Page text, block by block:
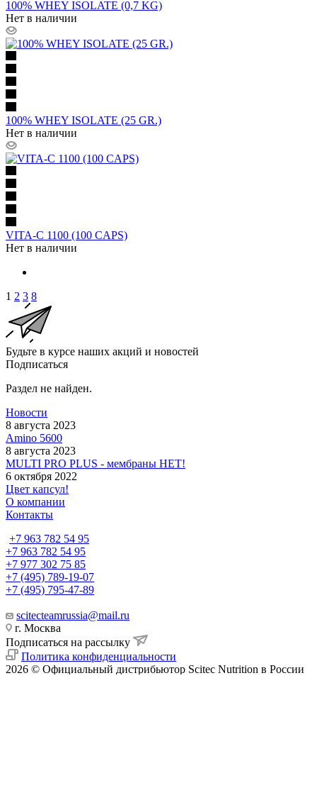
100% WHEY ISOLATE (0,7 KG)
Нет в наличии
100% WHEY ISOLATE (25 GR.)
Нет в наличии
VITA-C 1100 (100 CAPS)
Нет в наличии
1 2 3 8
Будьте в курсе наших акций и новостей
Подписаться
Раздел не найден.
Новости
8 августа 2023
Amino 5600
8 августа 2023
MULTI PRO PLUS - мембраны НЕТ!
6 октября 2022
Цвет капсул!
О компании
Контакты
+7 963 782 54 95
+7 963 782 54 95
+7 977 302 75 85
+7 (495) 789-19-07
+7 (495) 795-47-89
scitecteamrussia@mail.ru
г. Москва
Подписаться на рассылку
Политика конфиденциальности
2026 © Официальный дистрибьютор Scitec Nutrition в России